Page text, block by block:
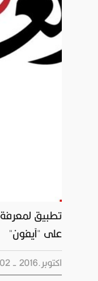
تطبيق لمعرفة
على "آيفون"
25 اكتوبر.2016 - 20:02